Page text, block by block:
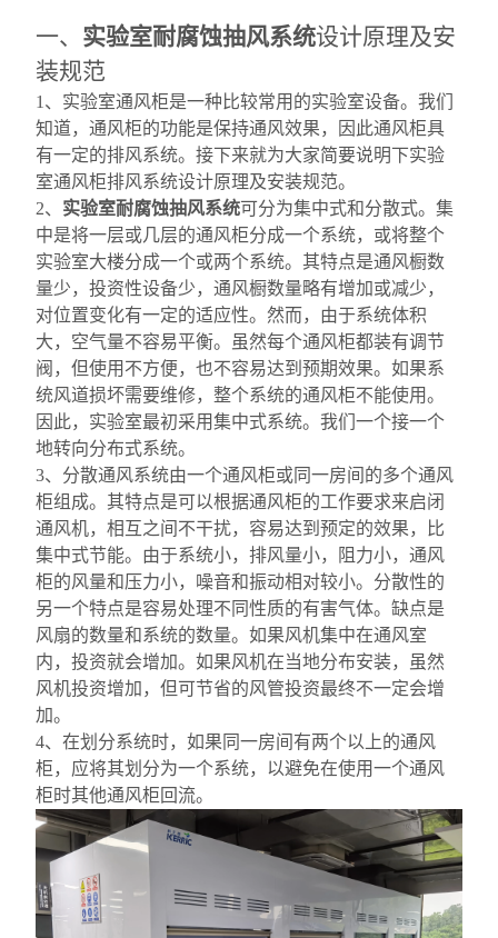
一、 实验室耐腐蚀抽风系统设计原理及安
装规范
1 、实验室通风柜是一种比较常用的实验室设备。我们
知道，通风柜的功能是保持通风效果，因此通风柜具
有一定的排风系统。接下来就为大家简要说明下实验
室通风柜排风系统设计原理及安装规范。
2、 实验室耐腐蚀抽风系统可分为集中式和分散式。集
中是将一层或几层的通风柜分成一个系统，或将整个
实验室大楼分成一个或两个系统。其特点是通风橱数
量少，投资性设备少，通风橱数量略有增加或减少，
对位置变化有一定的适应性。然而，由于系统体积
大，空气量不容易平衡。虽然每个通风柜都装有调节
阀，但使用不方便，也不容易达到预期效果。如果系
统风道损坏需要维修，整个系统的通风柜不能使用。
因此，实验室最初采用集中式系统。我们一个接一个
地转向分布式系统。
3、分散通风系统由一个通风柜或同一房间的多个通风
柜组成。其特点是可以根据通风柜的工作要求来启闭
通风机，相互之间不干扰，容易达到预定的效果，比
集中式节能。由于系统小，排风量小，阻力小，通风
柜的风量和压力小，噪音和振动相对较小。分散性的
另一个特点是容易处理不同性质的有害气体。缺点是
风扇的数量和系统的数量。如果风机集中在通风室
内，投资就会增加。如果风机在当地分布安装，虽然
风机投资增加，但可节省的风管投资最终不一定会增
加。
4、在划分系统时，如果同一房间有两个以上的通风
柜，应将其划分为一个系统，以避免在使用一个通风
柜时其他通风柜回流。